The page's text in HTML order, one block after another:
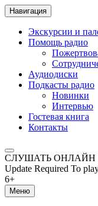
Навигация
Экскурсии и
Помощь радио
Аудиодиски
Подкасты радио
Новинки
Интервью
Гостевая книга
Контакты
СЛУШАТЬ ОНЛАЙН
Update Required To
6+
Меню